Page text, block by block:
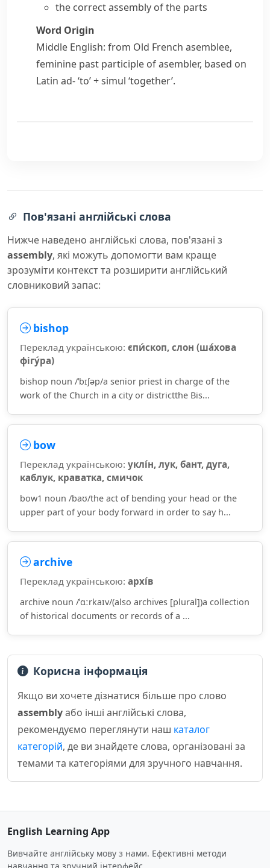
the correct assembly of the parts
Word Origin
Middle English: from Old French asemblee,
feminine past participle ofasembler, based on
Latin ad-‘to’ +simul ‘together’.
Пов'язані англійські слова
Нижче наведено англійські слова, пов'язані з
assembly, які можуть допомогти вам краще
зрозуміти контекст та розширити англійський
словниковий запас:
bishop
Переклад українською: єпи́скоп, слон (ша́хова
фігу́ра)
bishop noun /ˈbɪʃəp/a senior priest in charge of the
work of the Church in a city or districtthe Bis...
bow
Переклад українською: уклі́н, лук, бант, дуга,
каблук, краватка, смичок
bow1 noun /baʊ/the act of bending your head or the
upper part of your body forward in order to say h...
archive
Переклад українською: архі́в
archive noun /ˈɑːrkaɪv/(also archives [plural])a collection
of historical documents or records of a ...
Корисна інформація
Якщо ви хочете дізнатися більше про слово
assemblyабо інші англійські слова,
рекомендуємо переглянути наш каталог
категорій, де ви знайдете слова, організовані за
темами та категоріями для зручного навчання.
English Learning App
Вивчайте англійську мову з нами. Ефективні методи